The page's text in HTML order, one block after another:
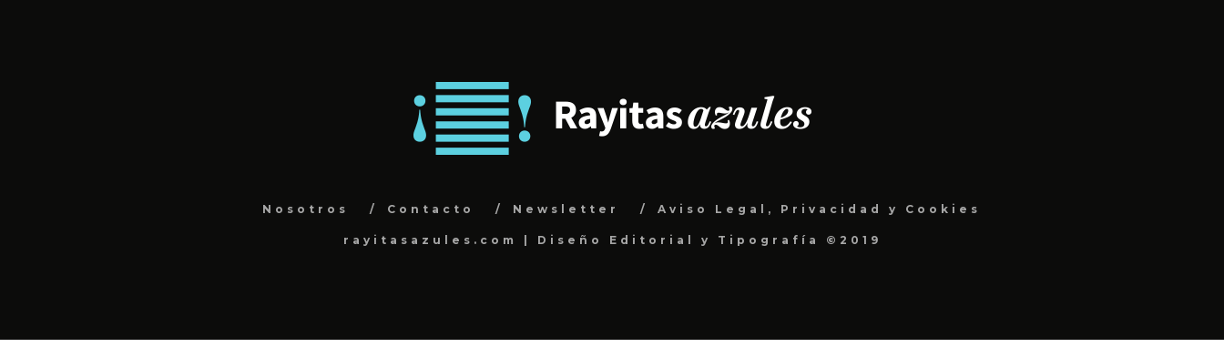
Nosotros Contacto Newsletter Aviso Legal, Privacidad y Cookies
rayitasazules.com | Diseño Editorial y Tipografía ©2019